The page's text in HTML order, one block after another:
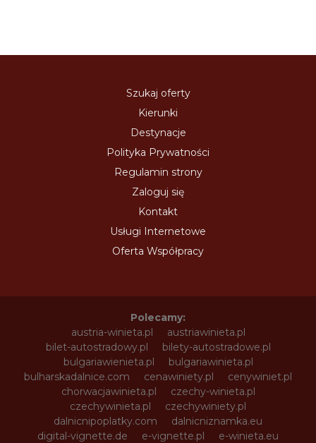
Szukaj oferty
Kierunki
Destynacje
Polityka Prywatności
Regulamin strony
Zaloguj się
Kontakt
Usługi Internetowe
Oferta Współpracy
Polecamy:
austria-winieta.pl
austriawinieta.pl
bilet-autostradowy.pl
bilety-autostradowe.pl
bulgariawienieta.pl
bulgariawinieta.pl
bulharskadalnice.com
cenawiniety.pl
cenywiniet.pl
chorwacjawinieta.pl
czechy-winieta.pl
czechywinieta.pl
czechywiniety.pl
dalnicnipoplatky.com
dalnicniznamka.eu
digital-vignette.de
e-vignette.pl
e-winieta.eu